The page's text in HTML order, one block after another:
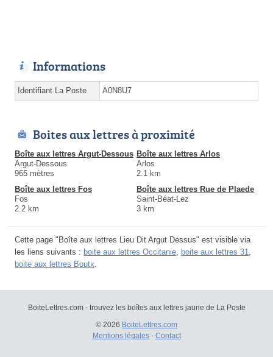
Informations
Identifiant La Poste A0N8U7
Boites aux lettres à proximité
Boîte aux lettres Argut-Dessous
Argut-Dessous
965 mètres
Boîte aux lettres Arlos
Arlos
2.1 km
Boîte aux lettres Fos
Fos
2.2 km
Boîte aux lettres Rue de Plaede
Saint-Béat-Lez
3 km
Cette page "Boîte aux lettres Lieu Dit Argut Dessus" est visible via
les liens suivants : boite aux lettres Occitanie boite aux lettres 31
boite aux lettres Boutx
BoiteLettres.com - trouvez les boîtes aux lettres jaune de La Poste
© 2026 BoiteLettres.com
Mentions légales- Contact